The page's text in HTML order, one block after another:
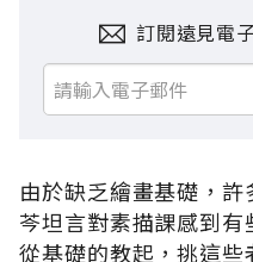
訂閱遠見電
由於缺乏繪畫基礎，
芩坦言對素描課感到
從基礎的教起，挑這